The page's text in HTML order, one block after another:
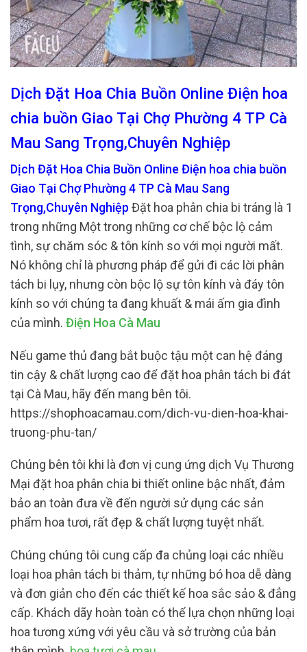
Dịch Đặt Hoa Chia Buồn Online Điện hoa
chia buồn Giao Tại Chợ Phường 4 TP Cà
Mau Sang Trọng,Chuyên Nghiệp
Dịch Đặt Hoa Chia Buồn Online Điện hoa chia buồn
Giao Tại Chợ Phường 4 TP Cà Mau Sang
Trọng,Chuyên Nghiệp Đặt hoa phân chia bi tráng là 1
trong những Một trong những cơ chế bộc lộ cảm
tình, sự chăm sóc & tôn kính so với mọi người mất.
Nó không chỉ là phương pháp để gửi đi các lời phân
tách bi lụy, nhưng còn bộc lộ sự tôn kính và đáy tôn
kính so với chúng ta đang khuất & mái ấm gia đình
của mình. Điện Hoa Cà Mau
Nếu game thủ đang bắt buộc tậu một can hệ đáng
tin cậy & chất lượng cao để đặt hoa phân tách bi đát
tại Cà Mau, hãy đến mang bên tôi.
https://shophoacamau.com/dich-vu-dien-hoa-khai-
truong-phu-tan/
Chúng bên tôi khi là đơn vị cung ứng dịch Vụ Thương
Mại đặt hoa phân chia bi thiết online bậc nhất, đảm
bảo an toàn đưa về đến người sử dụng các sản
phẩm hoa tươi, rất đẹp & chất lượng tuyệt nhất.
Chúng chúng tôi cung cấp đa chủng loại các nhiều
loại hoa phân tách bi thảm, tự những bó hoa dễ dàng
và đơn giản cho đến các thiết kế hoa sắc sảo & đẳng
cấp. Khách dãy hoàn toàn có thể lựa chọn những loại
hoa tương xứng với yêu cầu và sở trường của bản